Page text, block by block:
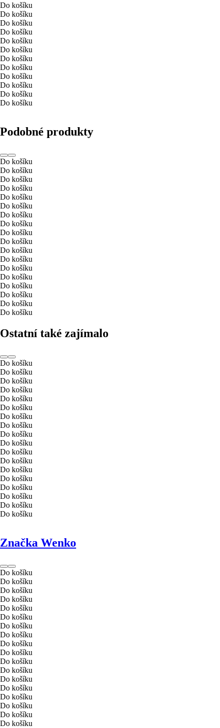
Do košíku
Do košíku
Do košíku
Do košíku
Do košíku
Do košíku
Do košíku
Do košíku
Do košíku
Do košíku
Do košíku
Do košíku
Podobné produkty
Do košíku
Do košíku
Do košíku
Do košíku
Do košíku
Do košíku
Do košíku
Do košíku
Do košíku
Do košíku
Do košíku
Do košíku
Do košíku
Do košíku
Do košíku
Do košíku
Do košíku
Do košíku
Ostatní také zajímalo
Do košíku
Do košíku
Do košíku
Do košíku
Do košíku
Do košíku
Do košíku
Do košíku
Do košíku
Do košíku
Do košíku
Do košíku
Do košíku
Do košíku
Do košíku
Do košíku
Do košíku
Do košíku
Značka Wenko
Do košíku
Do košíku
Do košíku
Do košíku
Do košíku
Do košíku
Do košíku
Do košíku
Do košíku
Do košíku
Do košíku
Do košíku
Do košíku
Do košíku
Do košíku
Do košíku
Do košíku
Do košíku